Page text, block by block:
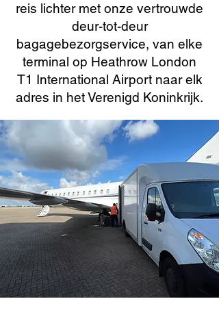
reis lichter met onze vertrouwde
deur-tot-deur
bagagebezorgservice, van elke
terminal op Heathrow London
T1 International Airport naar elk
adres in het Verenigd Koninkrijk.